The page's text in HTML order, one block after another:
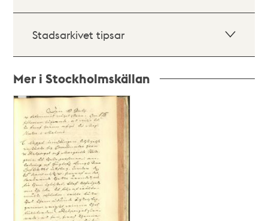
Stadsarkivet tipsar
Mer i Stockholmskällan
Relaterade
poster
och
teman